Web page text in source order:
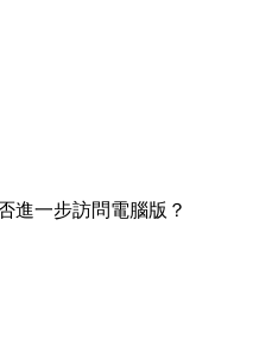
進一步訪問電腦版？